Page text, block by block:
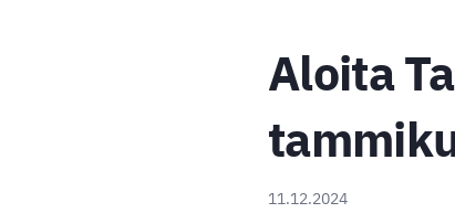
Aloita
11.12.2024